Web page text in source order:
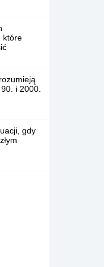
które
i 2000.
gdy